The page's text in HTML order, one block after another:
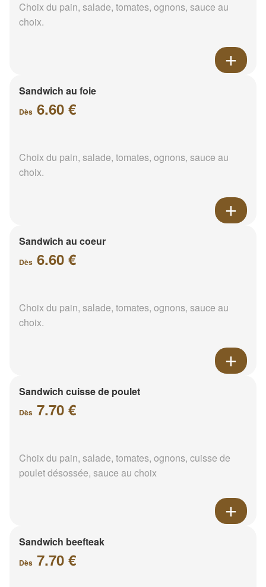
Choix du pain, salade, tomates, ognons, sauce au
choix.
Sandwich au foie
Dès 6.60 €
Choix du pain, salade, tomates, ognons, sauce au
choix.
Sandwich au coeur
Dès 6.60 €
Choix du pain, salade, tomates, ognons, sauce au
choix.
Sandwich cuisse de poulet
Dès 7.70 €
Choix du pain, salade, tomates, ognons, cuisse de
poulet désossée, sauce au choix
Sandwich beefteak
Dès 7.70 €